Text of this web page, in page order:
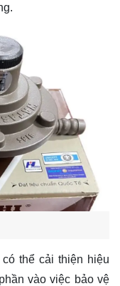
thể cải thiện hiệu
vào việc bảo vệ